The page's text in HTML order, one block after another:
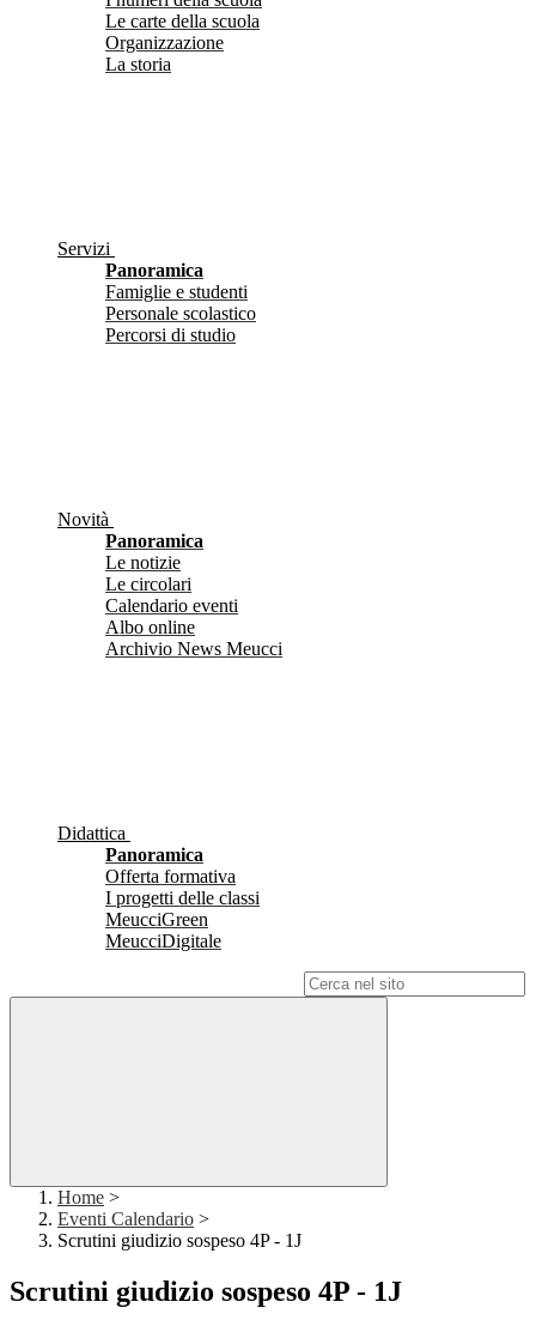
Le carte della scuola
Organizzazione
La storia
Servizi
Panoramica
Famiglie e studenti
Personale scolastico
Percorsi di studio
Novità
Panoramica
Le notizie
Le circolari
Calendario eventi
Albo online
Archivio News Meucci
Didattica
Panoramica
Offerta formativa
I progetti delle classi
MeucciGreen
MeucciDigitale
Home >
Eventi Calendario >
Scrutini giudizio sospeso 4P - 1J
Scrutini giudizio sospeso 4P - 1J